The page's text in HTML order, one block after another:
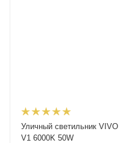
Уличный светильник VIVO
V1 6000K 50W